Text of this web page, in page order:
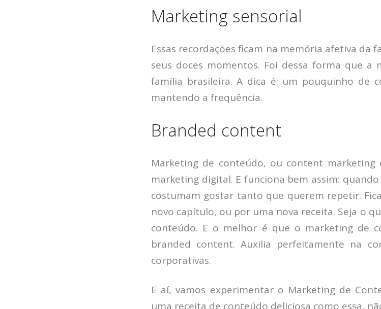
Marketing sensorial
Essas recordações ficam na memória afetiva da
seus doces momentos. Foi dessa forma que a
família brasileira. A dica é: um pouquinho de
mantendo a frequência.
Branded content
Marketing de conteúdo, ou content
marketing digital. E funciona bem assim: quando
costumam gostar tanto que querem repetir.
novo capítulo, ou por uma nova receita. Seja o
conteúdo. E o melhor é que o marketing de
branded content. Auxilia perfeitamente na
corporativas.
E aí, vamos experimentar o Marketing de
uma receita de conteúdo deliciosa como essa,